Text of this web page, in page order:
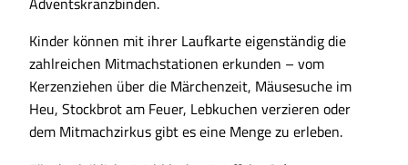
Kinder können mit ihrer Laufkarte eigenständig die
zahlreichen Mitmachstationen erkunden – vom
Kerzenziehen über die Märchenzeit, Mäusesuche im
Heu, Stockbrot am Feuer, Lebkuchen verzieren oder
dem Mitmachzirkus gibt es eine Menge zu erleben.